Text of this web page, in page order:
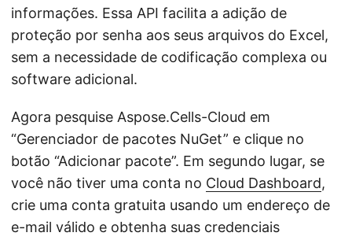
informações. Essa API facilita a adição de
proteção por senha aos seus arquivos do Excel,
sem a necessidade de codificação complexa ou
software adicional.
Agora pesquise Aspose.Cells-Cloud em
“Gerenciador de pacotes NuGet” e clique no
botão “Adicionar pacote”. Em segundo lugar, se
você não tiver uma conta no Cloud Dashboard,
crie uma conta gratuita usando um endereço de
e-mail válido e obtenha suas credenciais